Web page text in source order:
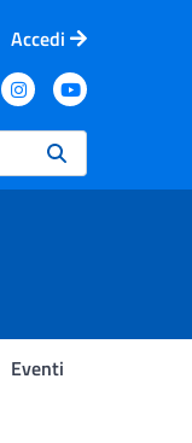
Accedi
Eventi